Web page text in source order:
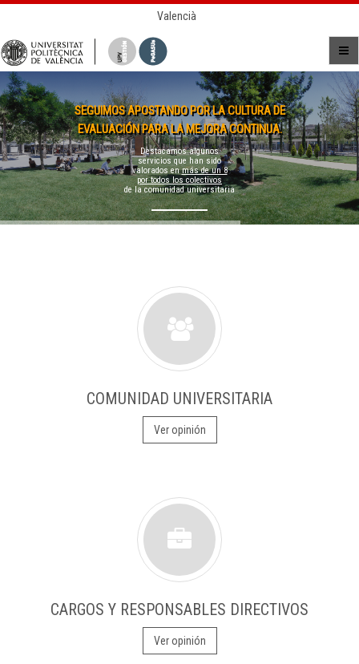
Valencià
SEGUIMOS APOSTANDO POR LA CULTURA DE
EVALUACIÓN PARA LA MEJORA CONTINUA.
Destacamos algunos
servicios que han sido
valorados enmás de un 8
por todos los colectivos
de la comunidad universitaria
COMUNIDAD UNIVERSITARIA
Ver opinión
CARGOS Y RESPONSABLES DIRECTIVOS
Ver opinión